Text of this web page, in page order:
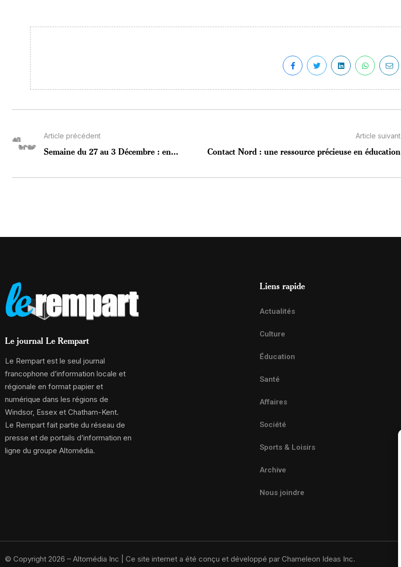
Article précédent
Semaine du 27 au 3 Décembre : en...
Article suivant
Contact Nord : une ressource précieuse en éducation
Le journal Le Rempart
Le Rempart est le seul journal
francophone d’information locale et
régionale en format papier et
numérique dans les régions de
Windsor, Essex et Chatham-Kent.
Le Rempart fait partie du réseau de
presse et de portails d’information en
ligne du groupe Altomédia.
Liens rapide
Actualités
Culture
Éducation
Santé
Affaires
Société
Sports & Loisirs
Archive
Nous joindre
© Copyright 2026 – Altomédia Inc | Ce site internet a été conçu et développé par Chameleon Ideas Inc.